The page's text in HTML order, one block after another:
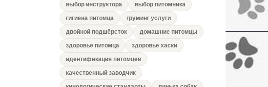
выбор инструктора
выбор питомника
гигиена питомца
груминг услуги
двойной подшёрсток
домашние питомцы
здоровье питомца
здоровье хаски
идентификация питомцев
качественный заводчик